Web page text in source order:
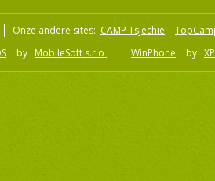
Onze andere sites: CAMP Tsjechië
by MobileSoft s.r.o WinPhone by